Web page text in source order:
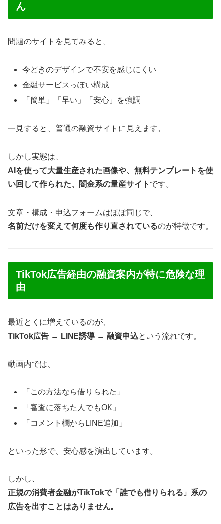
ん
問題のサイトを見てみると、
今どきのデザインで不安を感じにくい
金融サービスっぽい構成
「簡単」「早い」「安心」を強調
一見すると、普通の融資サイトに見えます。
しかし実態は、
AIを使って大量生産された画像や、無料テンプレートを使
い回して作られた、闇金系の量産サイト です。
文章・構成・申込フォームはほぼ同じで、
名前だけを変えて何度も作り直されているのが特徴です。
TikTok広告経由の融資案内が特に危険な理
由
最近とくに増えているのが、
TikTok広告 → LINE誘導 → 融資申込という流れです。
動画内では、
「この方法なら借りられた」
「審査に落ちた人でもOK」
「コメント欄からLINE追加」
といった形で、安心感を演出しています。
しかし、
正規の消費者金融がTikTokで「誰でも借りられる」系の
広告を出すことはありません。